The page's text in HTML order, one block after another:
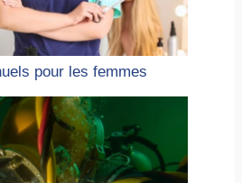
pour les femmes